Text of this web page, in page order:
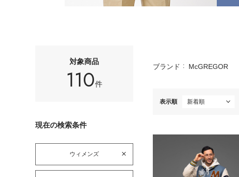
対象商品
110件
現在の検索条件
ウィメンズ
ブランド McGREGOR
表示順